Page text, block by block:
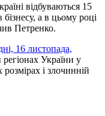
відбуваються 15
а в цьому році
Петренко.
16 листопада,
України у
і злочинній